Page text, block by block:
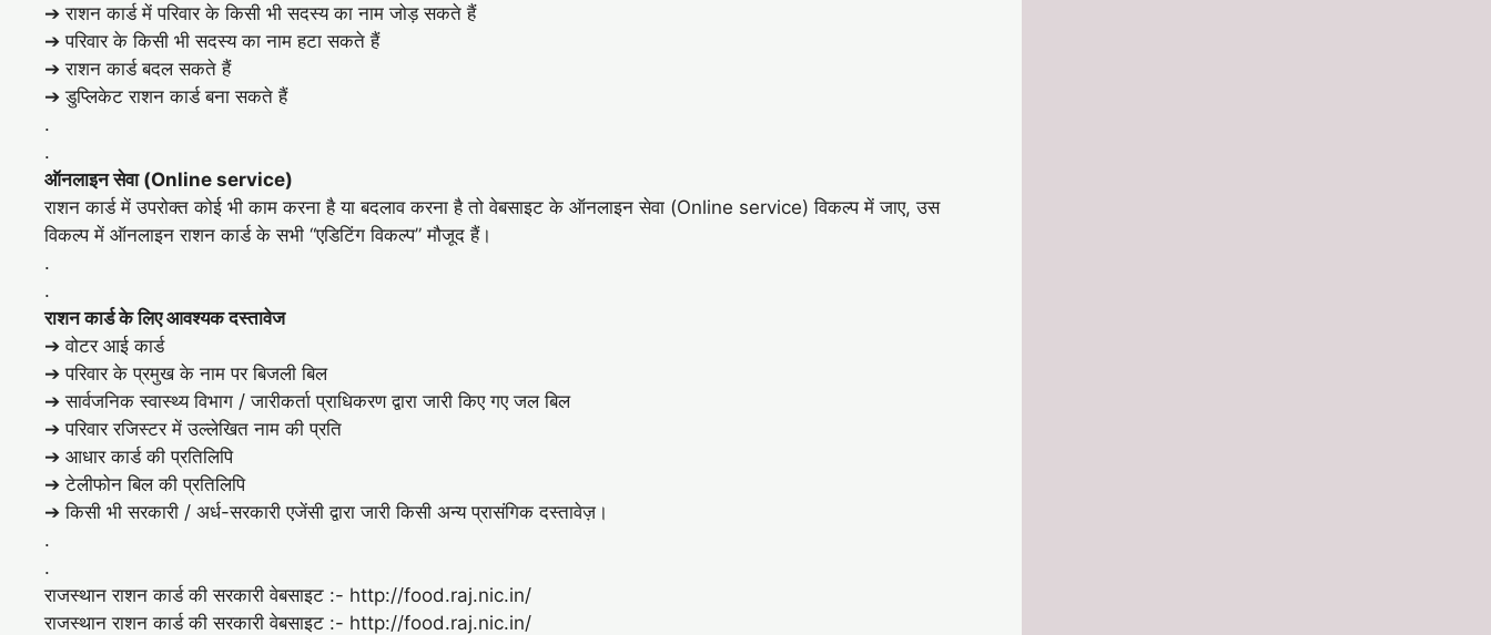
➔ राशन कार्ड में परिवार के किसी भी सदस्य का नाम जोड़ सकते हैं
➔ परिवार के किसी भी सदस्य का नाम हटा सकते हैं
➔ राशन कार्ड बदल सकते हैं
➔ डुप्लिकेट राशन कार्ड बना सकते हैं
.
.
ऑनलाइन सेवा (Online service)
राशन कार्ड में उपरोक्त कोई भी काम करना है या बदलाव करना है तो वेबसाइट के ऑनलाइन सेवा (Online service) विकल्प में जाए, उस
विकल्प में ऑनलाइन राशन कार्ड के सभी “एडिटिंग विकल्प” मौजूद हैं।
.
.
राशन कार्ड के लिए आवश्यक दस्तावेज
➔ वोटर आई कार्ड
➔ परिवार के प्रमुख के नाम पर बिजली बिल
➔ सार्वजनिक स्वास्थ्य विभाग / जारीकर्ता प्राधिकरण द्वारा जारी किए गए जल बिल
➔ परिवार रजिस्टर में उल्लेखित नाम की प्रति
➔ आधार कार्ड की प्रतिलिपि
➔ टेलीफोन बिल की प्रतिलिपि
➔ किसी भी सरकारी / अर्ध-सरकारी एजेंसी द्वारा जारी किसी अन्य प्रासंगिक दस्तावेज़।
.
.
राजस्थान राशन कार्ड की सरकारी वेबसाइट :- http://food.raj.nic.in/
राजस्थान राशन कार्ड की सरकारी वेबसाइट :- http://food.raj.nic.in/